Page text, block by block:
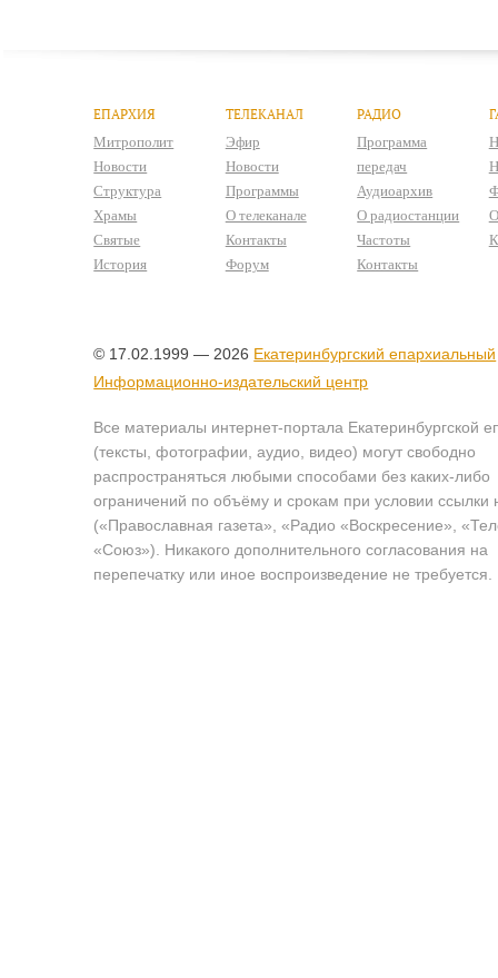
ЕПАРХИЯ
Митрополит
Новости
Структура
Храмы
Святые
История
ТЕЛЕКАНАЛ
Эфир
Новости
Программы
О телеканале
Контакты
Форум
РАДИО
Программа
передач
Аудиоархив
О радиостанции
Частоты
Контакты
© 17.02.1999 — 2026 Екатеринбургский епархиальный
Информационно-издательский центр
Все материалы интернет-портала Екатеринбургской
(тексты, фотографии, аудио, видео) могут свободно
распространяться любыми способами без каких-либо
ограничений по объёму и срокам при условии ссылки
(«Православная газета», «Радио «Воскресение»,
«Союз»). Никакого дополнительного согласования на
перепечатку или иное воспроизведение не требуется.